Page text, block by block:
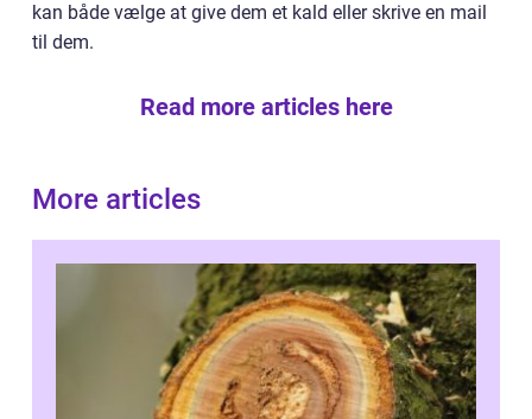
kan både vælge at give dem et kald eller skrive en mail
til dem.
Read more articles here
More articles